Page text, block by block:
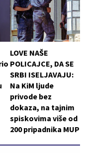
LOVE NAŠE
POLICAJCE, DA SE
SRBI ISELJAVAJU:
Na KiM ljude
privode bez
dokaza, na tajnim
spiskovima više od
200 pripadnika MUP